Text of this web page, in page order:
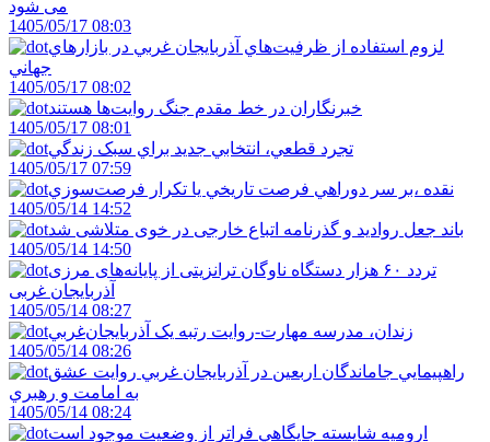
می شود
1405/05/17 08:03
لزوم استفاده از ظرفيت‌هاي آذربايجان غربي در بازارهاي
جهاني
1405/05/17 08:02
خبرنگاران در خط مقدم جنگ روايت‌ها هستند
1405/05/17 08:01
تجرد قطعي، انتخابي جديد براي سبک زندگي
1405/05/17 07:59
نقده ،بر سر دوراهي فرصت تاريخي يا تکرار فرصت‌سوزي
1405/05/14 14:52
باند جعل روادید و گذرنامه اتباع خارجی در خوی متلاشی شد
1405/05/14 14:50
تردد ۶۰ هزار دستگاه ناوگان ترانزیتی از پایانه‌های مرزی
آذربایجان ‌غربی
1405/05/14 08:27
زندان، مدرسه مهارت-روايت رتبه يک آذربايجان‌غربي
1405/05/14 08:26
راهپيمايي جاماندگان اربعين در آذربايجان غربي روايت عشق
به امامت و رهبري
1405/05/14 08:24
اروميه شايسته جايگاهي فراتر از وضعيت موجود است